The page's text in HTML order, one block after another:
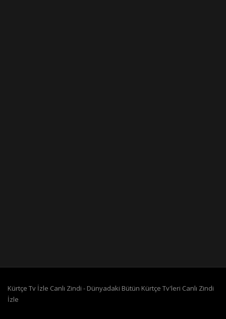
Kürtçe Tv İzle Canlı Zindi - Dünyadaki Bütün Kürtçe Tv'leri Canlı Zindi
İzle